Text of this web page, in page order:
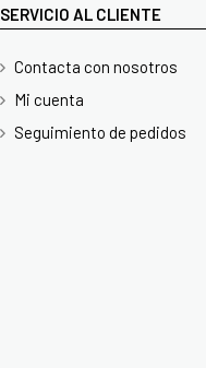
SERVICIO AL CLIENTE
Contacta con nosotros
Mi cuenta
Seguimiento de pedidos